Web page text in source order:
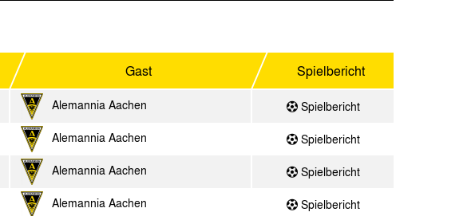
Gast Spielbericht
Alemannia Aachen
Spielbericht
Alemannia Aachen
Spielbericht
Alemannia Aachen
Spielbericht
Alemannia Aachen
Spielbericht